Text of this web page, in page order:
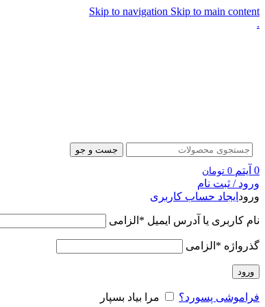
Skip to navigation Skip to main content
.
جست و جو
0 آیتم 0 تومان
ورود / ثبت نام
ورود ایجاد حساب کاربری
نام کاربری یا آدرس ایمیل * الزامی
گذرواژه * الزامی
ورود
فراموشی پسورد؟ مرا بیاد بسپار